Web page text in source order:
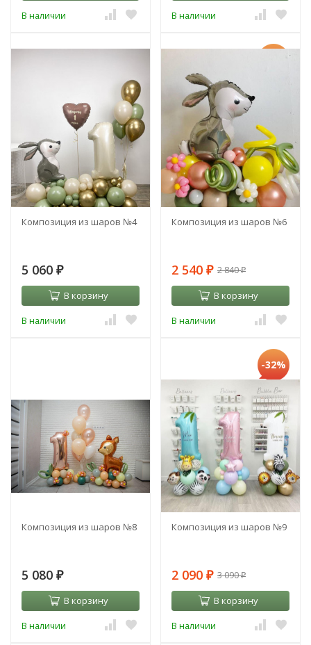
В наличии В наличии
Композиция из шаров №4
5 060 ₽
В корзину
В наличии
Композиция из шаров №6
2 540 ₽ 2 840₽
В корзину
В наличии
Композиция из шаров №8
5 080 ₽
В корзину
В наличии
-32%
Композиция из шаров №9
2 090 ₽ 3 090₽
В корзину
В наличии